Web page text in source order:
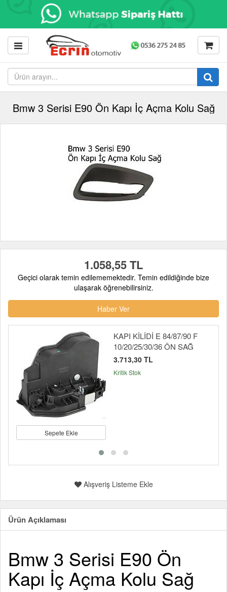
Bmw 3 Serisi E90 Ön Kapı İç Açma Kolu Sağ
1.058,55 TL
Geçici olarak temin edilememektedir. Temin edildiğinde bize
ulaşarak öğrenebilirsiniz.
Haber Ver
Sepete Ekle
KAPI KİLİDİ E 84/87/90 F
10/20/25/30/36 ÖN SAĞ
3.713,30 TL
Kritik Stok
Alışveriş Listeme Ekle
Ürün Açıklaması
Bmw 3 Serisi E90 Ön
Kapı İç Açma Kolu Sağ